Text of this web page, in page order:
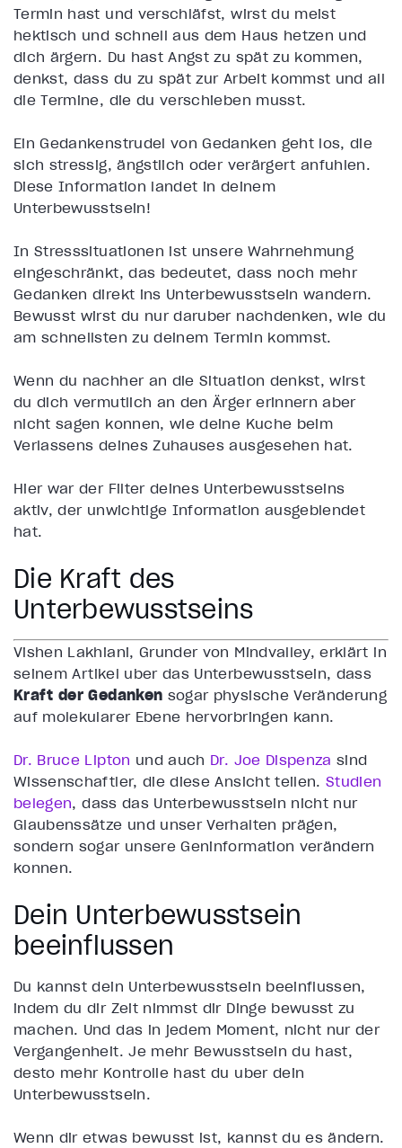
Termin hast und verschläfst, wirst du meist
hektisch und schnell aus dem Haus hetzen und
dich ärgern. Du hast Angst zu spät zu kommen,
denkst, dass du zu spät zur Arbeit kommst und all
die Termine, die du verschieben musst.
Ein Gedankenstrudel von Gedanken geht los, die
sich stressig, ängstlich oder verärgert anfühlen.
Diese Information landet in deinem
Unterbewusstsein!
In Stresssituationen ist unsere Wahrnehmung
eingeschränkt, das bedeutet, dass noch mehr
Gedanken direkt ins Unterbewusstsein wandern.
Bewusst wirst du nur darüber nachdenken, wie du
am schnellsten zu deinem Termin kommst.
Wenn du nachher an die Situation denkst, wirst
du dich vermutlich an den Ärger erinnern aber
nicht sagen können, wie deine Küche beim
Verlassens deines Zuhauses ausgesehen hat.
Hier war der Filter deines Unterbewusstseins
aktiv, der unwichtige Information ausgeblendet
hat.
Die Kraft des
Unterbewusstseins
Vishen Lakhiani, Gründer von Mindvalley, erklärt in
seinemArtikel über das Unterbewusstsein, dass
Kraft der Gedanken sogar physische Veränderung
auf molekularer Ebene hervorbringen kann.
Dr. Bruce Lipton und auch Dr. Joe Dispenza sind
Wissenschaftler, die diese Ansicht teilen.Studien
belegen, dass das Unterbewusstsein nicht nur
Glaubenssätze und unser Verhalten prägen,
sondern sogar unsere Geninformation verändern
können.
Dein Unterbewusstsein
beeinflussen
Du kannst dein Unterbewusstsein beeinflussen,
indem du dir Zeit nimmst dir Dinge bewusst zu
machen. Und das in jedem Moment, nicht nur der
Vergangenheit. Je mehr Bewusstsein du hast,
desto mehr Kontrolle hast du über dein
Unterbewusstsein.
Wenn dir etwas bewusst ist, kannst du es ändern.